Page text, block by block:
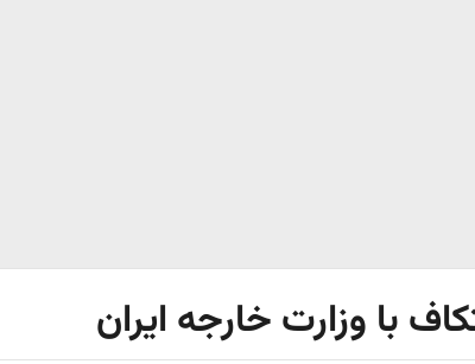
با وزارت خارجه ایران